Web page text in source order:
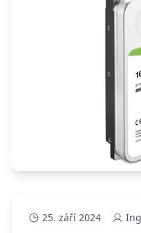
25. září 2024